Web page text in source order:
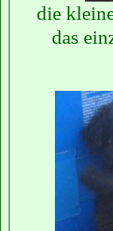
die
das